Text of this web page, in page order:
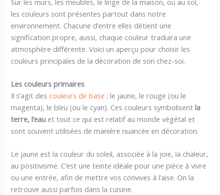
les couleurs sont présentes partout dans notre
environnement. Chacune d’entre elles détient une
signification propre, aussi, chaque couleur traduira une
atmosphère différente. Voici un aperçu pour choisir les
couleurs principales de la décoration de son chez-soi.
Les couleurs primaires
Il s’agit descouleurs de base : le jaune, le rouge (ou le
magenta), le bleu (ou le cyan). Ces couleurs symbolisentla
terre, l’eau et tout ce qui est relatif au monde végétal et
sont souvent utilisées de manière nuancée en décoration.
Le jaune est la couleur du soleil, associée à la joie, la chaleur,
au positivisme. C’est une teinte idéale pour une pièce à vivre
ou une entrée, afin de mettre vos convives à l’aise. On la
retrouve aussi parfois dans la cuisine.